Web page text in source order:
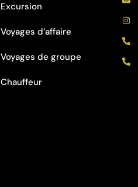
Excursion
Voyages d’affaire
Voyages de groupe
Chauffeur